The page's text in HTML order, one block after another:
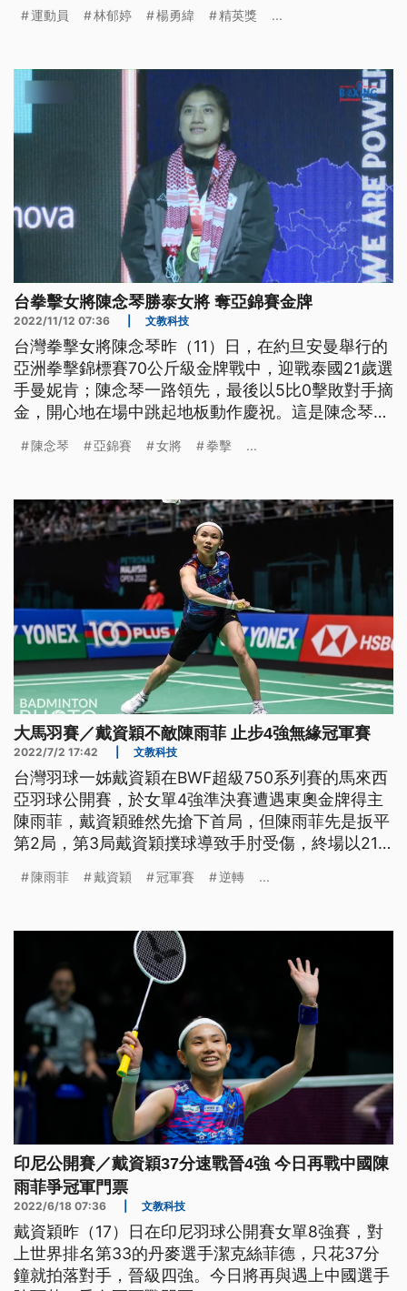
運動員 林郁婷 楊勇緯 精英獎 ...
台拳擊女將陳念琴勝泰女將 奪亞錦賽金牌
2022/11/12 07:36 文教科技
台灣拳擊女將陳念琴昨（11）日，在約旦安曼舉行的
亞洲拳擊錦標賽70公斤級金牌戰中，迎戰泰國21歲選
手曼妮肯；陳念琴一路領先，最後以5比0擊敗對手摘
金，開心地在場中跳起地板動作慶祝。這是陳念琴在
下1金3銅，合計4面獎牌。
陳念琴 亞錦賽 女將 拳擊 ...
大馬羽賽／戴資穎不敵陳雨菲 止步4強無緣冠軍賽
2022/7/2 17:42 文教科技
台灣羽球一姊戴資穎在BWF超級750系列賽的馬來西
亞羽球公開賽，於女單4強準決賽遭遇東奧金牌得主
陳雨菲，戴資穎雖然先搶下首局，但陳雨菲先是扳平
第2局，第3局戴資穎撲球導致手肘受傷，終場以21
泰國名將依瑟儂（Ratchanok intanon）爭冠。
陳雨菲 戴資穎 冠軍賽 逆轉 ...
印尼公開賽／戴資穎37分速戰晉4強 今日再戰中國陳
雨菲爭冠軍門票
2022/6/18 07:36 文教科技
戴資穎昨（17）日在印尼羽球公開賽女單8強賽，對
上世界排名第33的丹麥選手潔克絲菲德，只花37分
鐘就拍落對手，晉級四強。今日將再與遇上中國選手